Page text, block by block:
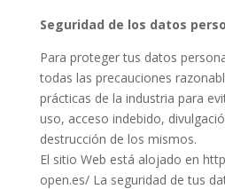
Seguridad de los datos
Para proteger tus datos
todas las precauciones
prácticas de la industria para
uso, acceso indebido,
destrucción de los mismos.
El sitio Web está alojado en
open.es/ La seguridad de tus